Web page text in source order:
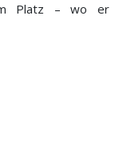
Platz – wo er